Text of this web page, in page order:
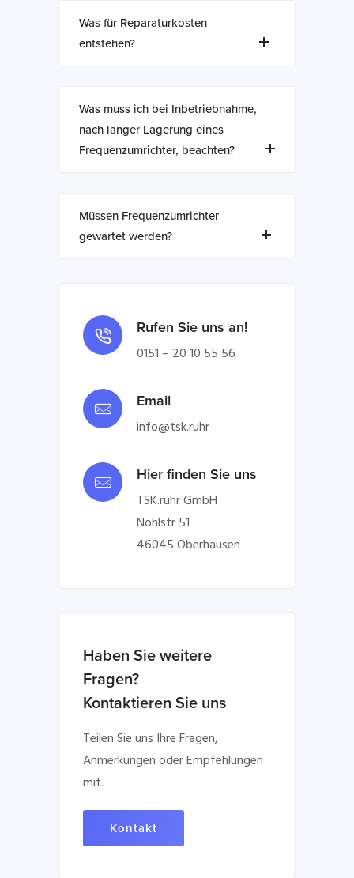
Was für Reparaturkosten
entstehen?
Was muss ich bei Inbetriebnahme,
nach langer Lagerung eines
Frequenzumrichter, beachten?
Müssen Frequenzumrichter
gewartet werden?
Rufen Sie uns an!
0151 – 20 10 55 56
Email
info@tsk.ruhr
Hier finden Sie uns
TSK.ruhr GmbH
Nohlstr 51
46045 Oberhausen
Haben Sie weitere
Fragen?
Kontaktieren Sie uns
Teilen Sie uns Ihre Fragen,
Anmerkungen oder Empfehlungen
mit.
Kontakt